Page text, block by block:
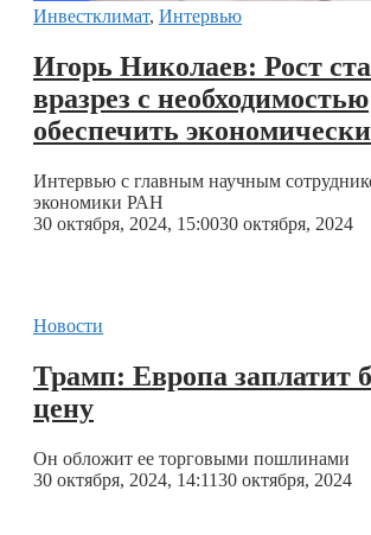
Инвестклимат, Интервью
Игорь Николаев: Рост
вразрез с необходимостью
обеспечить
Интервью с главным научным
экономики РАН
30 октября, 2024, 15:0030 октября, 2024
Новости
Трамп: Европа заплатит
цену
Он обложит ее торговыми пошлинами
30 октября, 2024, 14:1130 октября, 2024